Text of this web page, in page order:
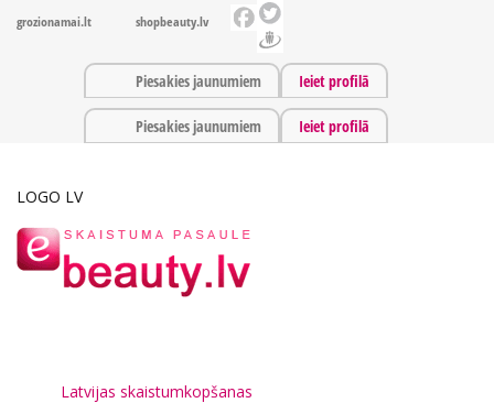
grozionamai.lt shopbeauty.lv
Piesakies jaunumiem Ieiet profilā
Piesakies jaunumiem Ieiet profilā
LOGO LV
Latvijas skaistumkopšanas